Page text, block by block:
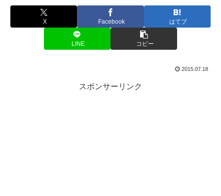
X Facebook はてブ
LINE コピー
2015.07.18
スポンサーリンク